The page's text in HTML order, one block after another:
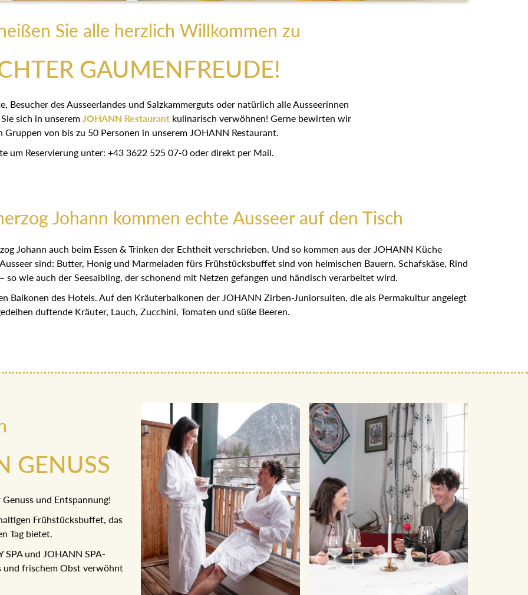
Sie alle herzlich Willkommen zu
GAUMENFREUDE!
Besucher des Ausseerlandes und Salzkammerguts oder natürlich alle Ausseerinnen
sich in unserem JOHANN Restaurant kulinarisch verwöhnen! Gerne bewirten wir
Gruppen von bis zu 50 Personen in unserem JOHANN Restaurant.
um Reservierung unter: +43 3622 525 07-0 oder direkt per Mail.
Johann kommen echte Ausseer auf den Tisch
Johann auch beim Essen & Trinken der Echtheit verschrieben. Und so kommen aus der JOHANN Küche
sind: Butter, Honig und Marmeladen fürs Frühstücksbuffet sind von heimischen Bauern. Schafskäse, Rind
so wie auch der Seesaibling, der schonend mit Netzen gefangen und händisch verarbeitet wird.
Balkonen des Hotels. Auf den Kräuterbalkonen der JOHANN Zirben-Juniorsuiten, die als Permakultur angelegt
duftende Kräuter, Lauch, Zucchini, Tomaten und süße Beeren.
GENUSS
und Entspannung!
Frühstücksbuffet, das
Tag bietet.
SPA und JOHANN SPA-
und frischem Obst verwöhnt